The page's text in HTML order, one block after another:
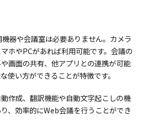
器や会議室は必要ありません。カメラ
ホやPCがあれば利用可能です。会議の
画面の共有、他アプリとの連携が可能
使い方ができることが特徴です。
作成、翻訳機能や自動文字起こしの機
、効率的にWeb会議を行うことができ